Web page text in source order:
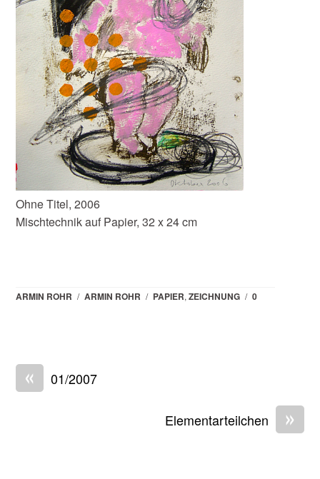
Ohne Titel, 2006
Mischtechnik auf Papier, 32 x 24 cm
ARMIN ROHR / ARMIN ROHR / PAPIER,ZEICHNUNG / 0
« 01/2007
»
Elementarteilchen